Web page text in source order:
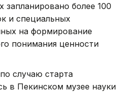
запланировано более 100
и специальных
на формирование
понимания ценности
случаю старта
в Пекинском музее науки